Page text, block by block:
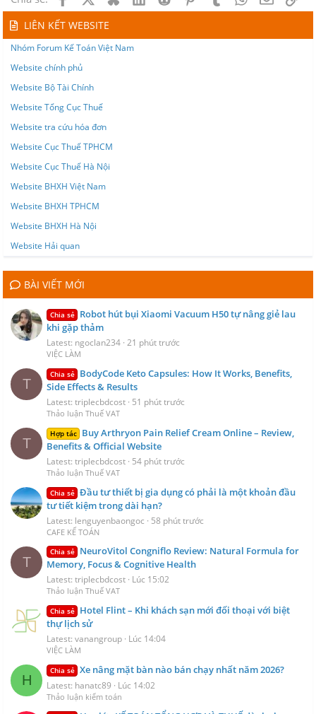
LIÊN KẾT WEBSITE
Nhóm Forum Kế Toán Việt Nam
Website chính phủ
Website Bộ Tài Chính
Website Tổng Cục Thuế
Website tra cứu hóa đơn
Website Cục Thuế TPHCM
Website Cục Thuế Hà Nội
Website BHXH Việt Nam
Website BHXH TPHCM
Website BHXH Hà Nội
Website Hải quan
BÀI VIẾT MỚI
Chia sẻ Robot hút bụi Xiaomi Vacuum H50 tự nâng giẻ lau
khi gặp thảm
Latest: ngoclan234 21 phút trước
VIỆC LÀM
T
Chia sẻ BodyCode Keto Capsules: How It Works, Benefits,
Side Effects & Results
Latest: triplecbdcost 51 phút trước
Thảo luận Thuế VAT
T
Hợp tác Buy Arthryon Pain Relief Cream Online – Review,
Benefits & Official Website
Latest: triplecbdcost 54 phút trước
Thảo luận Thuế VAT
Chia sẻ Đầu tư thiết bị gia dụng có phải là một khoản đầu
tư tiết kiệm trong dài hạn?
Latest: lenguyenbaongoc 58 phút trước
CAFE KẾ TOÁN
T
Chia sẻ NeuroVitol Congniflo Review: Natural Formula for
Memory, Focus & Cognitive Health
Latest: triplecbdcost Lúc 15:02
Thảo luận Thuế VAT
Chia sẻ Hotel Flint – Khi khách sạn mới đối thoại với biệt
thự lịch sử
Latest: vanangroup Lúc 14:04
VIỆC LÀM
H
Chia sẻ Xe nâng mặt bàn nào bán chạy nhất năm 2026?
Latest: hanatc89 Lúc 14:02
Thảo luận kiểm toán